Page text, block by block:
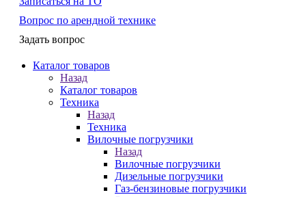
Вопрос по арендной технике
Задать вопрос
Каталог товаров
Назад
Каталог товаров
Техника
Назад
Техника
Вилочные погрузчики
Назад
Вилочные погрузчики
Дизельные погрузчики
Газ-бензиновые погрузчики